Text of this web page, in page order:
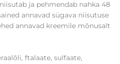
ja pehmendab nahka 48
annavad sügava niisutuse
annavad kreemile mõnusalt
ftalaate, sulfaate,